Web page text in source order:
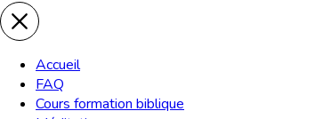
Accueil
FAQ
Cours formation biblique